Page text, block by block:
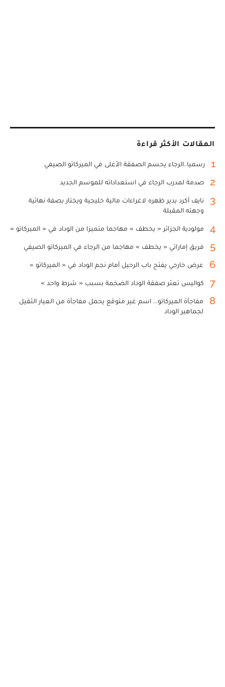
المقالات الأكثر قراءة
1 رسميا..الرجاء يحسم الصفقة الأغلى في الميركاتو الصيفي
2 صدمة لمدرب الرجاء في استعداداته للموسم الجديد
3
نايف أكرد يدير ظهره لاغراءات مالية خليجية ويختار بصفة نهائية
وجهته المقبلة
4 مولودية الجزائر « يخطف » مهاجما متميزا من الوداد في « الميركاتو »
5 فريق إماراتي « يخطف » مهاجما من الرجاء في الميركاتو الصيفي
6 عرض خارجي يفتح باب الرحيل أمام نجم الوداد في « الميركاتو »
7 كواليس تعثر صفقة الوداد الضخمة بسبب « شرط واحد »
8
مفاجأة الميركاتو... اسم غير متوقع يحمل مفاجأة من العيار الثقيل
لجماهير الوداد